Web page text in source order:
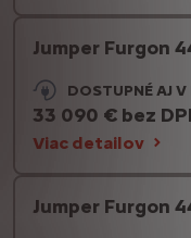
Jumper Furgon
DOSTUPNÉ AJ V
33 090 € bez
Viac detailov
Jumper Furgon